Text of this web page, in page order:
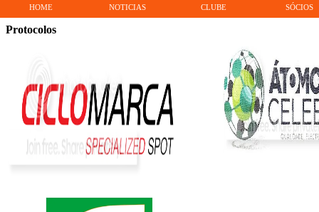
HOME NOTICIAS CLUBE SÓCIOS
Protocolos